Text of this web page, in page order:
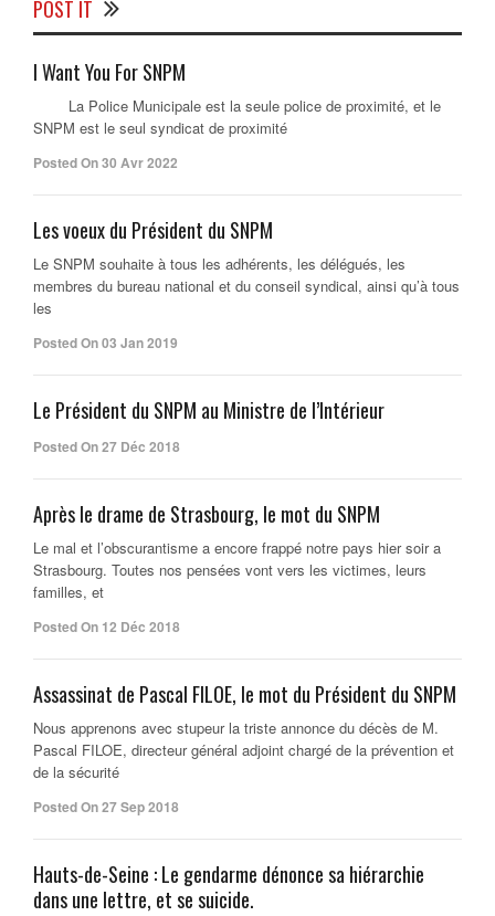
POST IT
I Want You For SNPM
La Police Municipale est la seule police de proximité, et le
SNPM est le seul syndicat de proximité
Posted On 30 Avr 2022
Les voeux du Président du SNPM
Le SNPM souhaite à tous les adhérents, les délégués, les
membres du bureau national et du conseil syndical, ainsi qu’à tous
les
Posted On 03 Jan 2019
Le Président du SNPM au Ministre de l’Intérieur
Posted On 27 Déc 2018
Après le drame de Strasbourg, le mot du SNPM
Le mal et l’obscurantisme a encore frappé notre pays hier soir a
Strasbourg. Toutes nos pensées vont vers les victimes, leurs
familles, et
Posted On 12 Déc 2018
Assassinat de Pascal FILOE, le mot du Président du SNPM
Nous apprenons avec stupeur la triste annonce du décès de M.
Pascal FILOE, directeur général adjoint chargé de la prévention et
de la sécurité
Posted On 27 Sep 2018
Hauts-de-Seine : Le gendarme dénonce sa hiérarchie
dans une lettre, et se suicide.